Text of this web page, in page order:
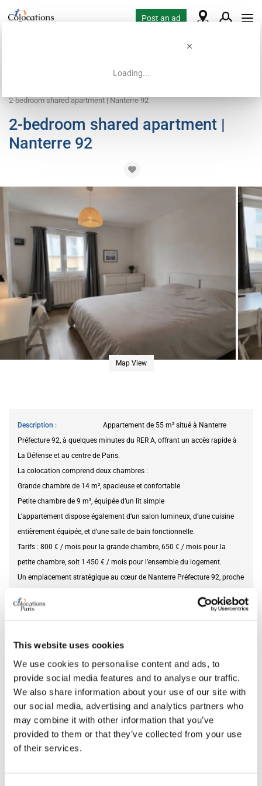
This website uses cookies
We use cookies to personalise content and ads, to
provide social media features and to analyse our traffic.
We also share information about your use of our site with
our social media, advertising and analytics partners who
may combine it with other information that you’ve
provided to them or that they’ve collected from your use
of their services.
Loading...
Post an ad
2-bedroom shared apartment | Nanterre 92
2-bedroom shared apartment |
Nanterre 92
Map View
Description
Appartement de 55 m² situé à Nanterre
Préfecture 92, à quelques minutes du RER A, offrant un accès rapide à
La Défense et au centre de Paris.
La colocation comprend deux chambres :
Grande chambre de 14 m², spacieuse et confortable
Petite chambre de 9 m², équipée d’un lit simple
L’appartement dispose également d’un salon lumineux, d’une cuisine
entièrement équipée, et d’une salle de bain fonctionnelle.
Tarifs : 800 € / mois pour la grande chambre, 650 € / mois pour la
petite chambre, soit 1 450 € / mois pour l’ensemble du logement.
Un emplacement stratégique au cœur de Nanterre Préfecture 92, proche
DETAILS
Monthly rent
1,450 €
Security deposit
1,450 €
Square meter
55